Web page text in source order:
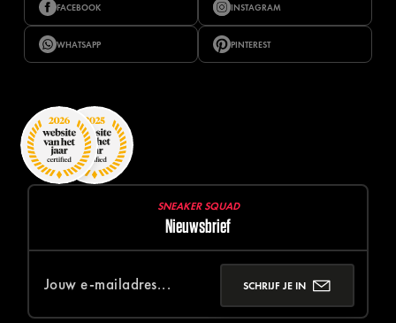
FACEBOOK INSTAGRAM
WHATSAPP PINTEREST
SNEAKER SQUAD
Nieuwsbrief
SCHRIJF JE IN